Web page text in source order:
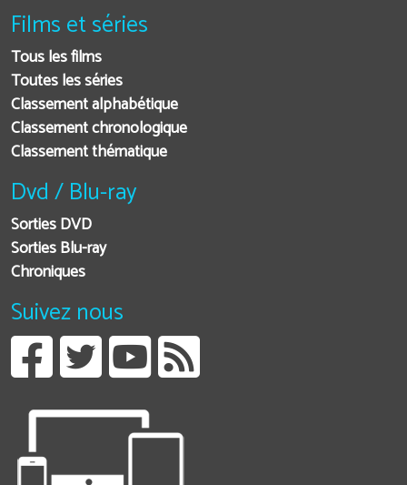
Films et séries
Tous les films
Toutes les séries
Classement alphabétique
Classement chronologique
Classement thématique
Dvd / Blu-ray
Sorties DVD
Sorties Blu-ray
Chroniques
Suivez nous